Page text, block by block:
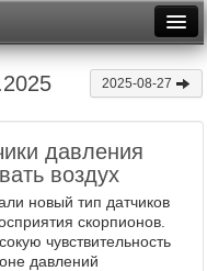
2025-08-27
давления
воздух
новый тип датчиков
скорпионов.
чувствительность
давлений